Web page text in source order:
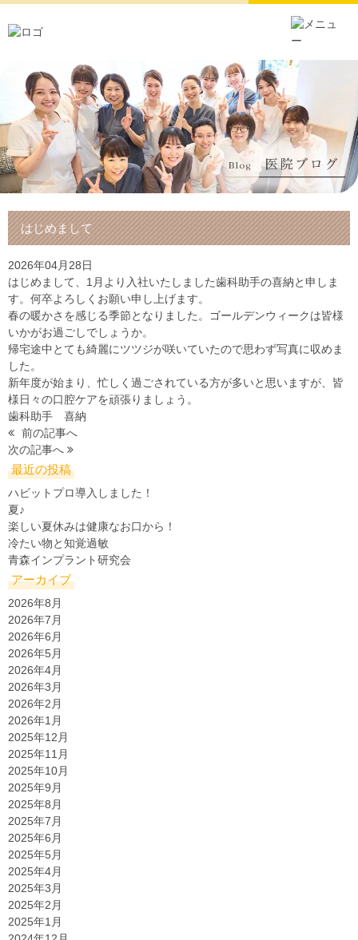
はじめまして
2026年04月28日
はじめまして、1月より入社いたしました歯科助手の喜納と申しま
す。何卒よろしくお願い申し上げます。
春の暖かさを感じる季節となりました。ゴールデンウィークは皆様
いかがお過ごしでしょうか。
帰宅途中とても綺麗にツツジが咲いていたので思わず写真に収めま
した。
新年度が始まり、忙しく過ごされている方が多いと思いますが、皆
様日々の口腔ケアを頑張りましょう。
歯科助手 喜納
前の記事へ
次の記事へ
最近の投稿
ハビットプロ導入しました！
夏♪
楽しい夏休みは健康なお口から！
冷たい物と知覚過敏
青森インプラント研究会
アーカイブ
2026年8月
2026年7月
2026年6月
2026年5月
2026年4月
2026年3月
2026年2月
2026年1月
2025年12月
2025年11月
2025年10月
2025年9月
2025年8月
2025年7月
2025年6月
2025年5月
2025年4月
2025年3月
2025年2月
2025年1月